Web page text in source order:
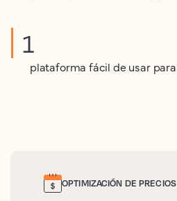
1
plataforma fácil de usar
OPTIMIZACIÓN DE PRECIOS